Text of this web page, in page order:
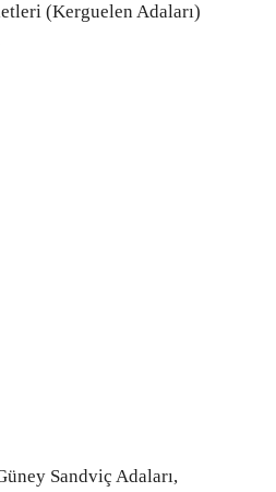
(Kerguelen Adaları)
Sandviç Adaları,